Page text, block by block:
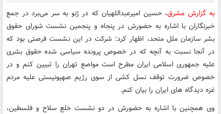
به گزارش مشرق، حسین امیرعبداللهیان که در ژنو به سر می‌برد در جمع
خبرنگاران با اشاره به حضورش در پنجاه و پنجمین نشست شورای حقوق
بشر سازمان ملل متحد، اظهار کرد: شرکت در این نشست فرصتی بود که
در آنجا نسبت به آنچه که در خصوص پرونده سیاسی شده حقوق بشری
علیه جمهوری اسلامی ایران مطرح است مواصع تهران را تبیین کنم و در
خصوص ضرورت توقف نسل کشی از سوی رژیم صهیونیستی علیه مردم
غزه دیدگاه های ایران را بیان کنم.
وی همچنین با اشاره به حضورش در دو نشست خلع سلاح و فلسطین،